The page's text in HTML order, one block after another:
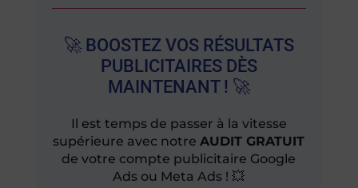
🚀 BOOSTEZ VOS RÉSULTATS
PUBLICITAIRES DÈS
MAINTENANT ! 🚀
Il est temps de passer à la vitesse
supérieure avec notreAUDIT GRATUIT
de votre compte publicitaire Google
Ads ou Meta Ads ! 💥